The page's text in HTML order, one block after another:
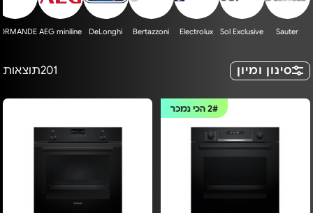
Sauter
Sol Exclusive
Electrolux
Bertazzoni
DeLonghi
AEG miniline
סינון ומיון 201תוצאות
2#הכי נמכר